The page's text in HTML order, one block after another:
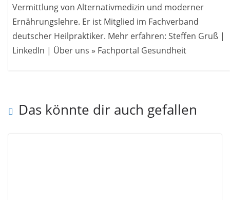
Vermittlung von Alternativmedizin und moderner
Ernährungslehre. Er ist Mitglied im Fachverband
deutscher Heilpraktiker. Mehr erfahren: Steffen Gruß |
LinkedIn | Über uns » Fachportal Gesundheit
Das könnte dir auch gefallen